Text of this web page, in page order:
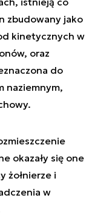
zbudowany jako
kinetycznych w
oraz
do
naziemnym,
okazały się one
żołnierze i
w